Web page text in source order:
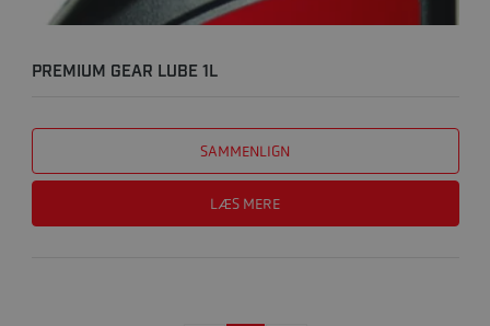
PREMIUM GEAR LUBE 1L
SAMMENLIGN
LÆS MERE